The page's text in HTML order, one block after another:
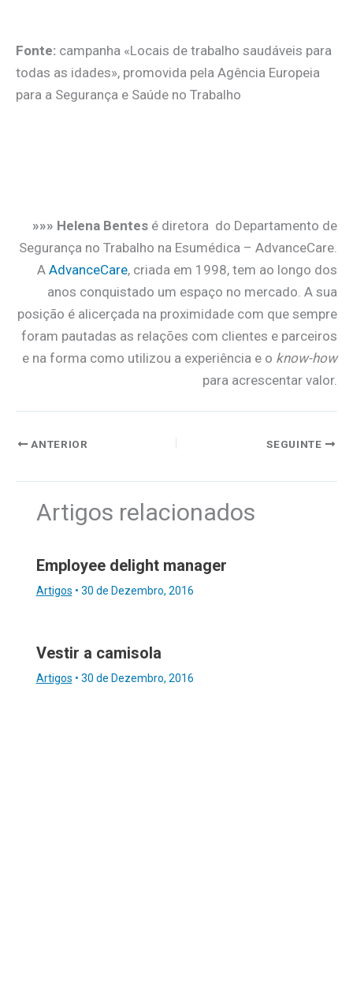
Fonte: campanha «Locais de trabalho saudáveis para
todas as idades», promovida pela Agência Europeia
para a Segurança e Saúde no Trabalho
»»» Helena Bentes é diretora do Departamento de
Segurança no Trabalho na Esumédica – AdvanceCare.
A AdvanceCare, criada em 1998, tem ao longo dos
anos conquistado um espaço no mercado. A sua
posição é alicerçada na proximidade com que sempre
foram pautadas as relações com clientes e parceiros
e na forma como utilizou a experiência e o know-how
para acrescentar valor.
ANTERIOR SEGUINTE
Artigos relacionados
Employee delight manager
Artigos • 30 de Dezembro, 2016
Vestir a camisola
Artigos • 30 de Dezembro, 2016